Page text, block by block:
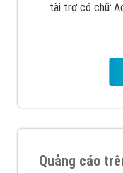
tài trợ có chữ
Quảng cáo